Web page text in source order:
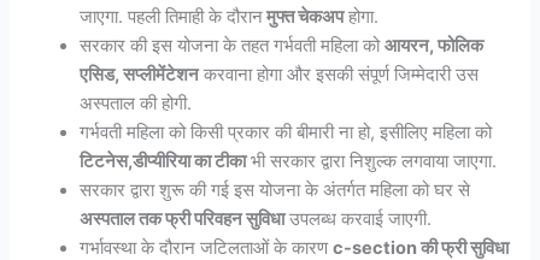
जाएगा. पहली तिमाही के दौरानमुफ्त चेकअपहोगा.
सरकार की इस योजना के तहत गर्भवती महिला कोआयरन, फोलिक
एसिड, सप्लीमेंटेशनकरवाना होगा और इसकी संपूर्ण जिम्मेदारी उस
अस्पताल की होगी.
गर्भवती महिला को किसी प्रकार की बीमारी ना हो, इसीलिए महिला को
टिटनेस,डीप्यीरिया का टीकाभी सरकार द्वारा निशुल्क लगवाया जाएगा.
सरकार द्वारा शुरू की गई इस योजना के अंतर्गत महिला को घर से
अस्पताल तक फ्री परिवहन सुविधाउपलब्ध करवाई जाएगी.
गर्भावस्था के दौरान जटिलताओं के कारणc-section की फ्री सुविधा